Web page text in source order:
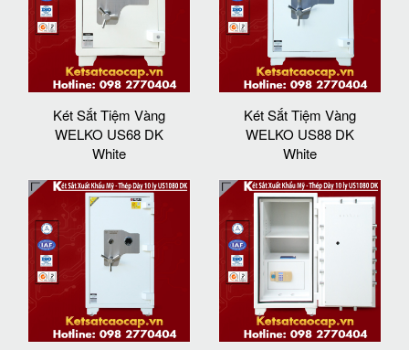
Két Sắt Tiệm Vàng
WELKO US68 DK
White
Két Sắt Tiệm Vàng
WELKO US88 DK
White